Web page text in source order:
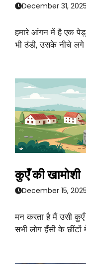
December 31, 2025
हमारे आंगन में है एक पेड़,
भी ठंडी, उसके नीचे लगे
कुएँ की खामोशी
December 15, 2025
मन करता है मैं उसी कुएँ
सभी लोग हँसी के छींटों